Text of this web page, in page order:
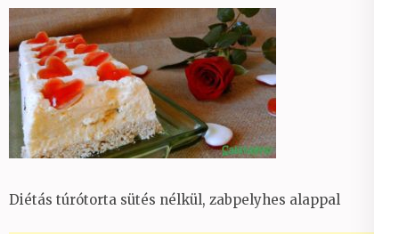
Diétás túrótorta sütés nélkül, zabpelyhes alappal